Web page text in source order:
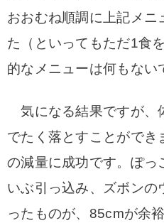
おおむね順調に上記メニ
た（といってもただ1食
的なメニューは何もない
気になる結果ですが、
でたく落とすことがで
の減量に成功です。ぽっ
いぶ引っ込み、ズボン
ったものが、85cmが余